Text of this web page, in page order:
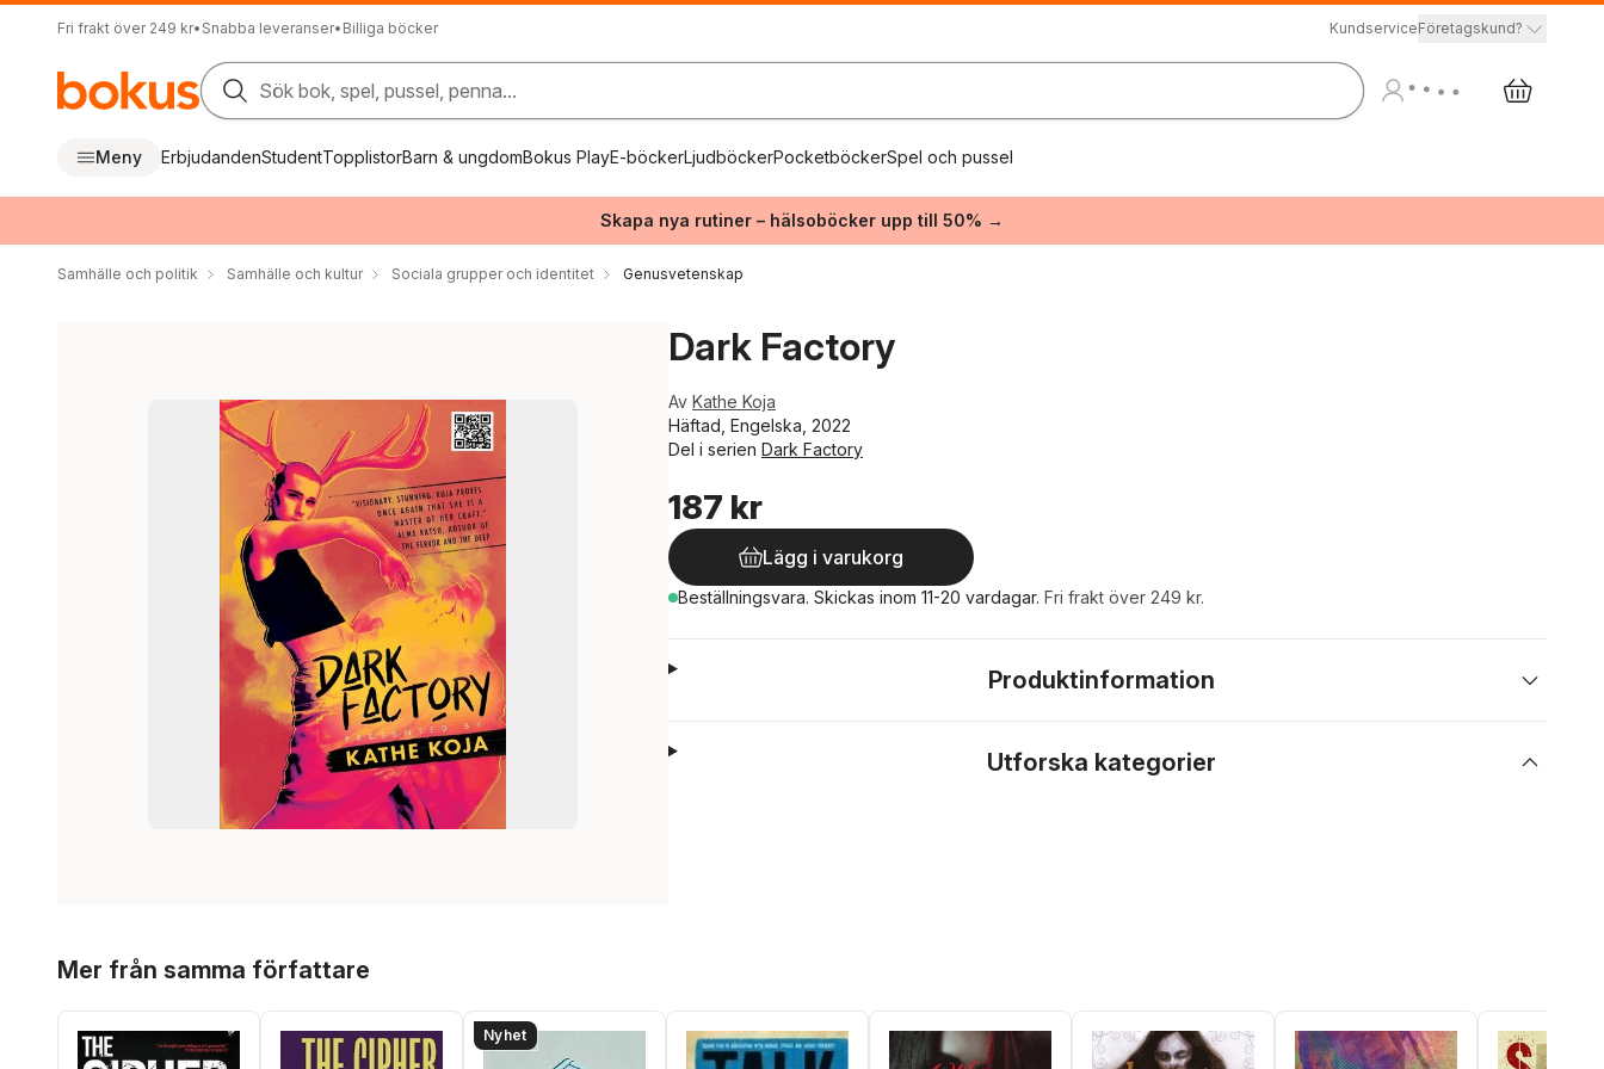
Fri frakt över 249 kr• Snabba leveranser• Billiga böcker KundserviceFöretagskund?
Sök bok, spel, pussel, penna...
Meny ErbjudandenStudentTopplistorBarn & ungdomBokus PlayE-böckerLjudböckerPocketböckerSpel och pussel
Skapa nya rutiner – hälsoböcker upp till 50% →
Samhälle och politik Samhälle och kultur Sociala grupper och identitet Genusvetenskap
Dark Factory
Av Kathe Koja
Häftad, Engelska, 2022
Del i serien Dark Factory
187 kr
Lägg i varukorg
Beställningsvara. Skickas inom 11-20 vardagar. Fri frakt över 249 kr.
Produktinformation
Utforska kategorier
Mer från samma författare
Nyhet